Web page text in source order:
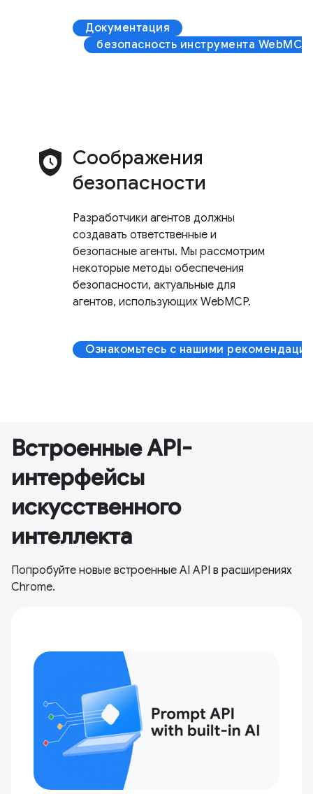
Документация
безопасность инструмента WebMCP
safety_check Соображения
безопасности
Разработчики агентов должны
создавать ответственные и
безопасные агенты. Мы рассмотрим
некоторые методы обеспечения
безопасности, актуальные для
агентов, использующих WebMCP.
Ознакомьтесь с нашими
Встроенные API-
интерфейсы
искусственного
интеллекта
Попробуйте новые встроенные AI API в расширениях
Chrome.